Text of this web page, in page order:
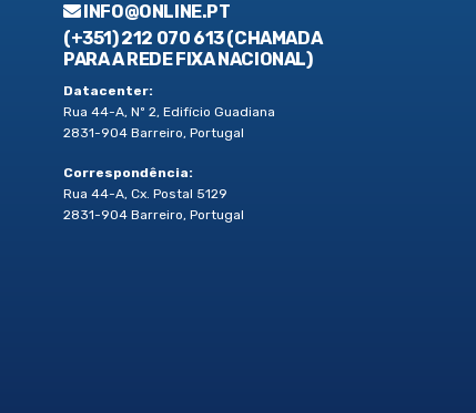
INFO@ONLINE.PT
(+351) 212 070 613 (CHAMADA
PARA A REDE FIXA NACIONAL)
Datacenter:
Rua 44-A, Nº 2, Edifício Guadiana
2831-904 Barreiro, Portugal
Correspondência:
Rua 44-A, Cx. Postal 5129
2831-904 Barreiro, Portugal